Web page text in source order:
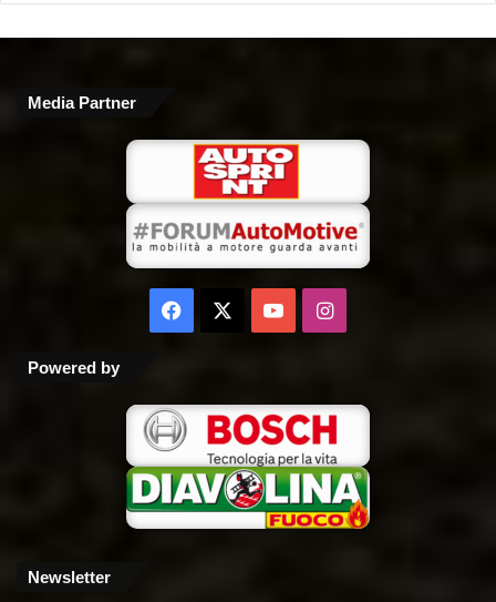
Media Partner
Facebook
You Instagram
Powered by
Newsletter